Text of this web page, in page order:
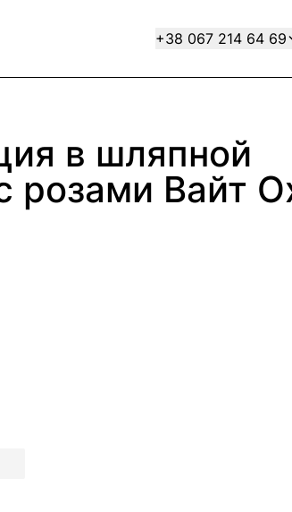
Contact
+38 067 214 64 69
в шляпной
розами Вайт